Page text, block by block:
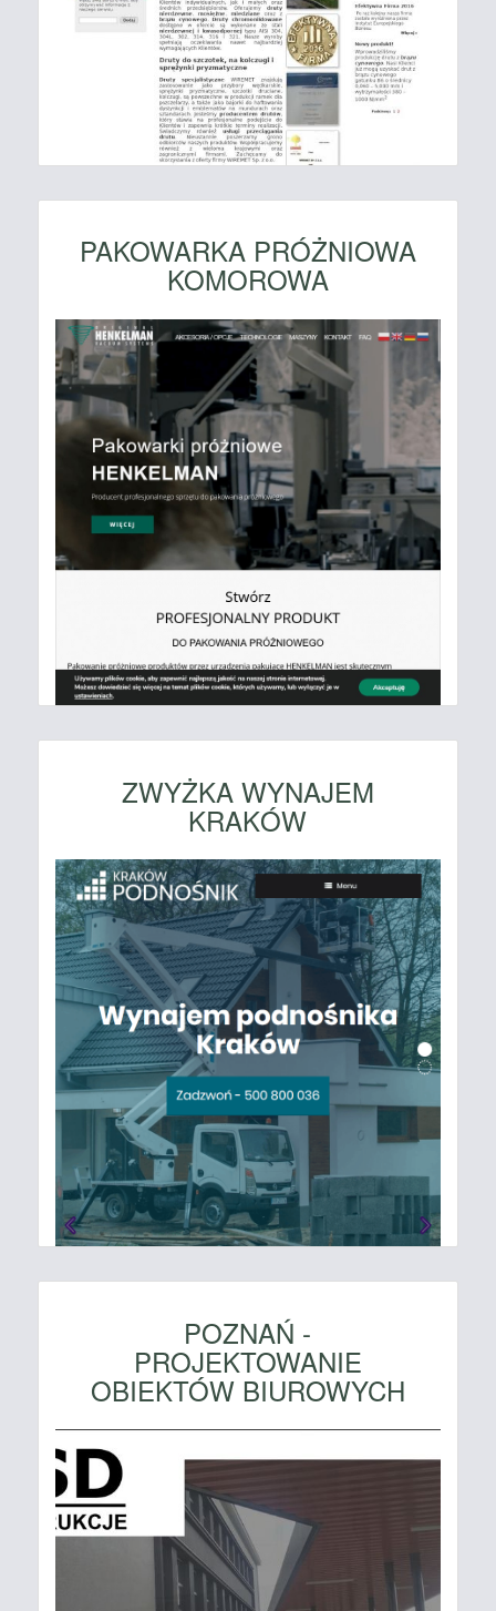
PAKOWARKA PRÓŻNIOWA
KOMOROWA
ZWYŻKA WYNAJEM
KRAKÓW
POZNAŃ -
PROJEKTOWANIE
OBIEKTÓW BIUROWYCH